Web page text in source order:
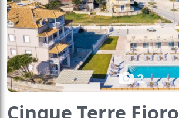
2
Cinque Terre Fioro